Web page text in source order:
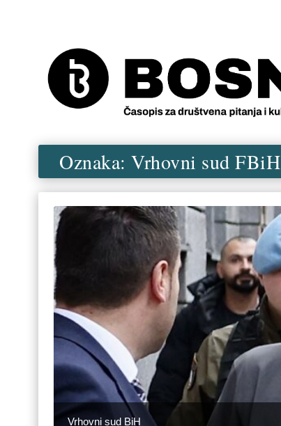
Oznaka:Vrhovni sud FBiH
Vrhovni sud BiH